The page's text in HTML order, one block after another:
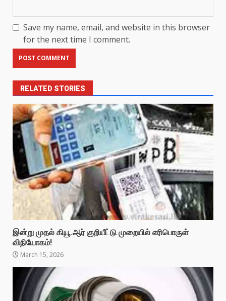
Save my name, email, and website in this browser
for the next time I comment.
RELATED STORIES
இன்று முதல் கியூ.ஆர் குறியீட்டு முறையில் எரிபொருள்
விநியோகம்!
March 15, 2026